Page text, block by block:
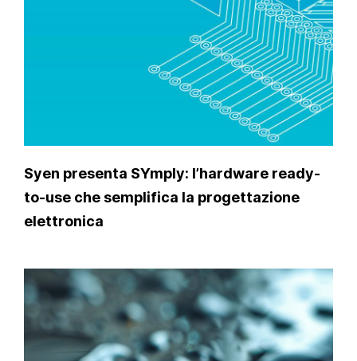
Syen presenta SYmply: l’hardware ready-
to-use che semplifica la progettazione
elettronica